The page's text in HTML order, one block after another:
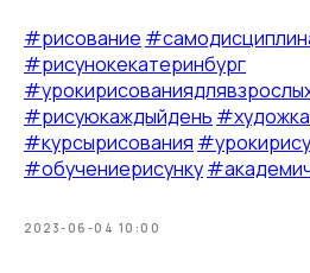
#рисование
#рисунокекатеринбург
#рисуюкаждыйдень #художка
#курсырисования
#обучениерисунку
2023-06-04 10:00